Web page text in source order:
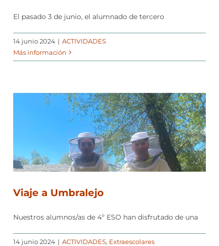
El pasado 3 de junio, el alumnado de tercero
14 junio 2024 | ACTIVIDADES
Más información
Viaje a Umbralejo
Nuestros alumnos/as de 4º ESO han disfrutado de una
14 junio 2024 | ACTIVIDADES, Extraescolares